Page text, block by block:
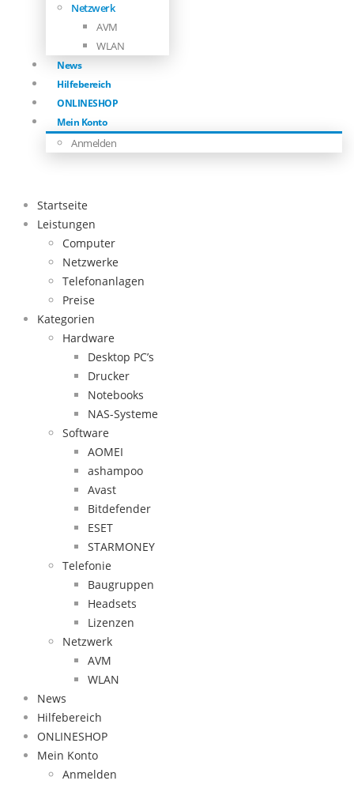
Netzwerk
AVM
WLAN
News
Hilfebereich
ONLINESHOP
Mein Konto
Anmelden
Startseite
Leistungen
Computer
Netzwerke
Telefonanlagen
Preise
Kategorien
Hardware
Desktop PC’s
Drucker
Notebooks
NAS-Systeme
Software
AOMEI
ashampoo
Avast
Bitdefender
ESET
STARMONEY
Telefonie
Baugruppen
Headsets
Lizenzen
Netzwerk
AVM
WLAN
News
Hilfebereich
ONLINESHOP
Mein Konto
Anmelden